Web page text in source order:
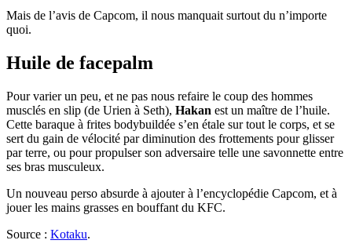
Mais de l’avis de Capcom, il nous manquait surtout du n’importe
quoi.
Huile de facepalm
Pour varier un peu, et ne pas nous refaire le coup des hommes
musclés en slip (de Urien à Seth), Hakan est un maître de l’huile.
Cette baraque à frites bodybuildée s’en étale sur tout le corps, et se
sert du gain de vélocité par diminution des frottements pour glisser
par terre, ou pour propulser son adversaire telle une savonnette entre
ses bras musculeux.
Un nouveau perso absurde à ajouter à l’encyclopédie Capcom, et à
jouer les mains grasses en bouffant du KFC.
Source : Kotaku.